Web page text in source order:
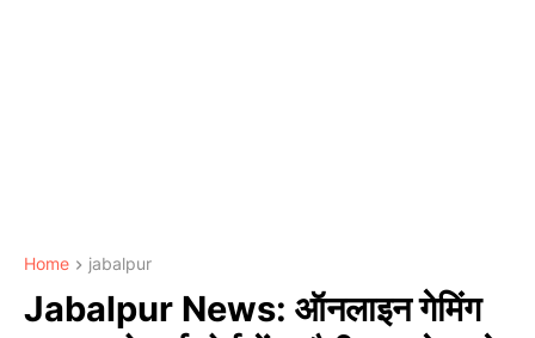
Home jabalpur
Jabalpur News: ऑनलाइन गेमिंग